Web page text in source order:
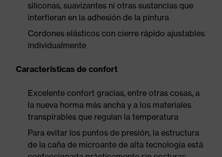
siliconas, suavizantes ni otras sustancias que
interfieran en la adhesión de la pintura
Cordones elásticos con cierre rápido ajustables
individualmente
Características de confort
Excelente confort gracias, entre otras cosas, a
la nueva horma más ancha y a los materiales
transpirables que regulan la temperatura
Para evitar los puntos de presión, la estructura
de la caña de microante de alta tecnología está